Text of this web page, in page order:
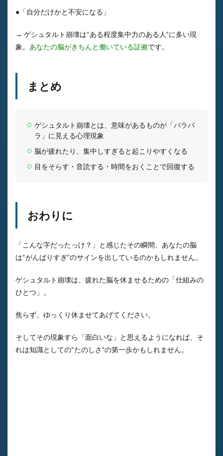
●「自分だけかと不安になる」
→ ゲシュタルト崩壊は“ある程度集中力のある人”に多い現
象。 あなたの脳がきちんと働いている証拠です。
まとめ
ゲシュタルト崩壊とは、意味があるものが「バラバ
ラ」に見える心理現象
脳が疲れたり、集中しすぎると起こりやすくなる
目をそらす・音読する・時間をおくことで回復する
おわりに
「こんな字だったっけ？」と感じたその瞬間、あなたの脳
は“がんばりすぎ”のサインを出しているのかもしれません。
ゲシュタルト崩壊は、疲れた脳を休ませるための「仕組みの
ひとつ」。
焦らず、ゆっくり休ませてあげてください。
そしてその現象すら「面白いな」と思えるようになれば、そ
れは知識としての“たのしさ”の第一歩かもしれません。